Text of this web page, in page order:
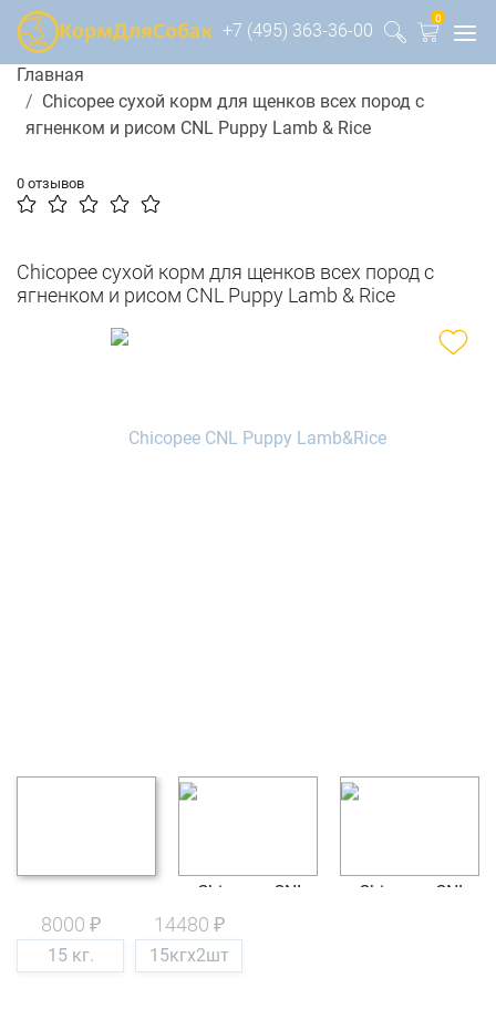
+7 (495) 363-36-00
0
Главная
Chicopee сухой корм для щенков всех пород с
ягненком и рисом CNL Puppy Lamb & Rice
0 отзывов
Chicopee сухой корм для щенков всех пород с
ягненком и рисом CNL Puppy Lamb & Rice
8000 ₽
15 кг.
14480 ₽
15кгх2шт